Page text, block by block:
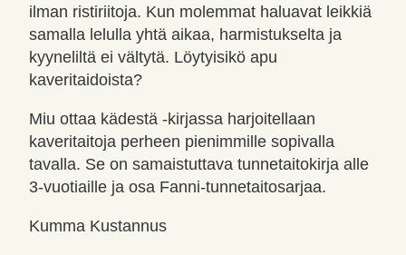
ilman ristiriitoja. Kun molemmat haluavat leikkiä
samalla lelulla yhtä aikaa, harmistukselta ja
kyyneliltä ei vältytä. Löytyisikö apu
kaveritaidoista?
Miu ottaa kädestä -kirjassa harjoitellaan
kaveritaitoja perheen pienimmille sopivalla
tavalla. Se on samaistuttava tunnetaitokirja alle
3-vuotiaille ja osa Fanni-tunnetaitosarjaa.
Kumma Kustannus